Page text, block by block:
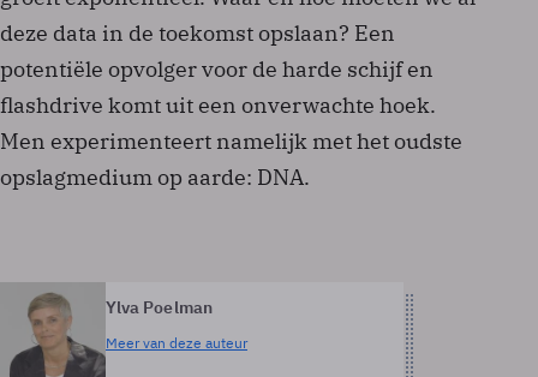
deze data in de toekomst opslaan? Een
potentiële opvolger voor de harde schijf en
flashdrive komt uit een onverwachte hoek.
Men experimenteert namelijk met het oudste
opslagmedium op aarde: DNA.
Ylva Poelman
Meer van deze auteur